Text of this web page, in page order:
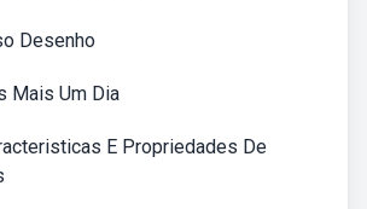
Desenho
Mais Um Dia
E Propriedades De